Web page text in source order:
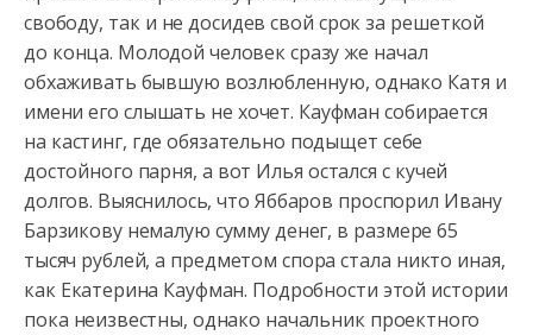
свободу, так и не досидев свой срок за решеткой
до конца. Молодой человек сразу же начал
обхаживать бывшую возлюбленную, однако Катя и
имени его слышать не хочет. Кауфман собирается
на кастинг, где обязательно подыщет себе
достойного парня, а вот Илья остался с кучей
долгов. Выяснилось, что Яббаров проспорил Ивану
Барзикову немалую сумму денег, в размере 65
тысяч рублей, а предметом спора стала никто иная,
как Екатерина Кауфман. Подробности этой истории
пока неизвестны, однако начальник проектного